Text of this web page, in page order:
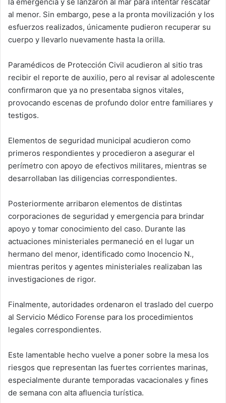
al menor. Sin embargo, pese a la pronta movilización y los
esfuerzos realizados, únicamente pudieron recuperar su
cuerpo y llevarlo nuevamente hasta la orilla.
Paramédicos de Protección Civil acudieron al sitio tras
recibir el reporte de auxilio, pero al revisar al adolescente
confirmaron que ya no presentaba signos vitales,
provocando escenas de profundo dolor entre familiares y
testigos.
Elementos de seguridad municipal acudieron como
primeros respondientes y procedieron a asegurar el
perímetro con apoyo de efectivos militares, mientras se
desarrollaban las diligencias correspondientes.
Posteriormente arribaron elementos de distintas
corporaciones de seguridad y emergencia para brindar
apoyo y tomar conocimiento del caso. Durante las
actuaciones ministeriales permaneció en el lugar un
hermano del menor, identificado como Inocencio N.,
mientras peritos y agentes ministeriales realizaban las
investigaciones de rigor.
Finalmente, autoridades ordenaron el traslado del cuerpo
al Servicio Médico Forense para los procedimientos
legales correspondientes.
Este lamentable hecho vuelve a poner sobre la mesa los
riesgos que representan las fuertes corrientes marinas,
especialmente durante temporadas vacacionales y fines
de semana con alta afluencia turística.